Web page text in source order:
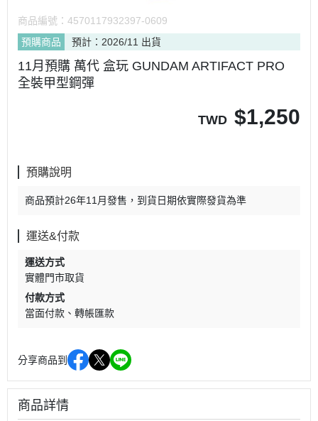
商品編號： 4570117932397-0609
預購商品
預計：2026/11 出貨
11月預購 萬代 盒玩 GUNDAM ARTIFACT PRO
全裝甲型鋼彈
TWD $1,250
預購說明
商品預計26年11月發售，到貨日期依實際發貨為準
運送&付款
運送方式
實體門市取貨
付款方式
當面付款
轉帳匯款
分享商品到
商品詳情